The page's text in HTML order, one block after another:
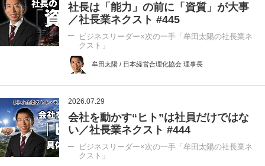
社長は「能力」の前に「資質」が大事
／社長業ネクスト #445
ビジネスリーダー×次の一手「牟田太陽の社長業ネ
クスト」
牟田太陽 / 日本経営合理化協会 理事長
2026.07.29
会社を動かす“ヒト”は社員だけではな
い／社長業ネクスト #444
ビジネスリーダー×次の一手「牟田太陽の社長業ネ
クスト」